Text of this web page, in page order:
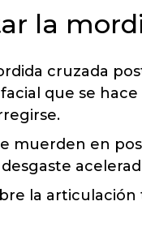
la
cruzada
que se
muerden en
la